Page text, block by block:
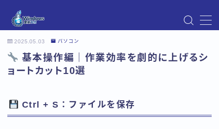
Instagram
Windows Updateの不具合・エラー対処法まとめ
【Windows11対応】
お問い合わせ
デモプリセット記事 Part07
2025.05.03 パソコン
基本操作編｜作業効率を劇的に上げるシ
ョートカット10選
Ctrl + S：ファイルを保存